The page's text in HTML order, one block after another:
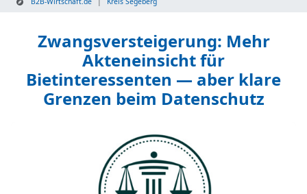
Zwangsversteigerung: Mehr
Akteneinsicht für
Bietinteressenten — aber klare
Grenzen beim Datenschutz